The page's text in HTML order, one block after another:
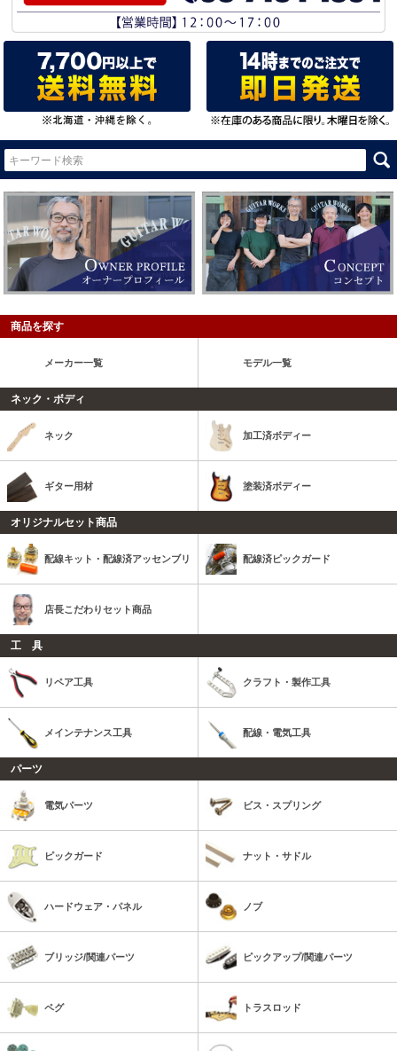
商品を探す
メーカー一覧 モデル一覧
ネック・ボディ
ネック 加工済ボディー
ギター用材 塗装済ボディー
オリジナルセット商品
配線キット・配線済アッセンブリ 配線済ピックガード
店長こだわりセット商品
工 具
リペア工具 クラフト・製作工具
メインテナンス工具 配線・電気工具
パーツ
電気パーツ ビス・スプリング
ピックガード ナット・サドル
ハードウェア・パネル ノブ
ブリッジ/関連パーツ ピックアップ/関連パーツ
ペグ トラスロッド